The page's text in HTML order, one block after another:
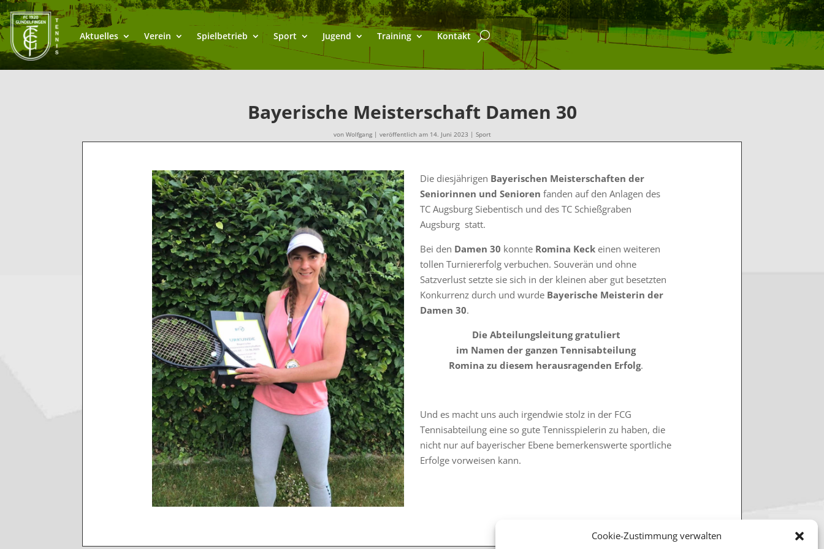
Cookie-Zustimmung verwalten
Aktuelles Verein Spielbetrieb Sport Jugend Training Kontakt
Bayerische Meisterschaft Damen 30
von Wolfgang| veröffentlich am 14. Juni 2023 | Sport
Die diesjährigen Bayerischen Meisterschaften der
Seniorinnen und Senioren fanden auf den Anlagen des
TC Augsburg Siebentisch und des TC Schießgraben
Augsburg statt.
Bei den Damen 30 konnte Romina Keckeinen weiteren
tollen Turniererfolg verbuchen. Souverän und ohne
Satzverlust setzte sie sich in der kleinen aber gut besetzten
Konkurrenz durch und wurde Bayerische Meisterin der
Damen 30.
Die Abteilungsleitung gratuliert
im Namen der ganzen Tennisabteilung
Romina zu diesem herausragenden Erfolg.
Und es macht uns auch irgendwie stolz in der FCG
Tennisabteilung eine so gute Tennisspielerin zu haben, die
nicht nur auf bayerischer Ebene bemerkenswerte sportliche
Erfolge vorweisen kann.